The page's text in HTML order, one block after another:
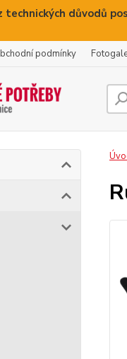
technických důvodů
podmínky